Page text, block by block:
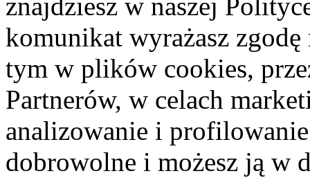
komunikat wyrażasz
tym w plików cookies,
Partnerów, w celach
analizowanie i
dobrowolne i możesz ją w